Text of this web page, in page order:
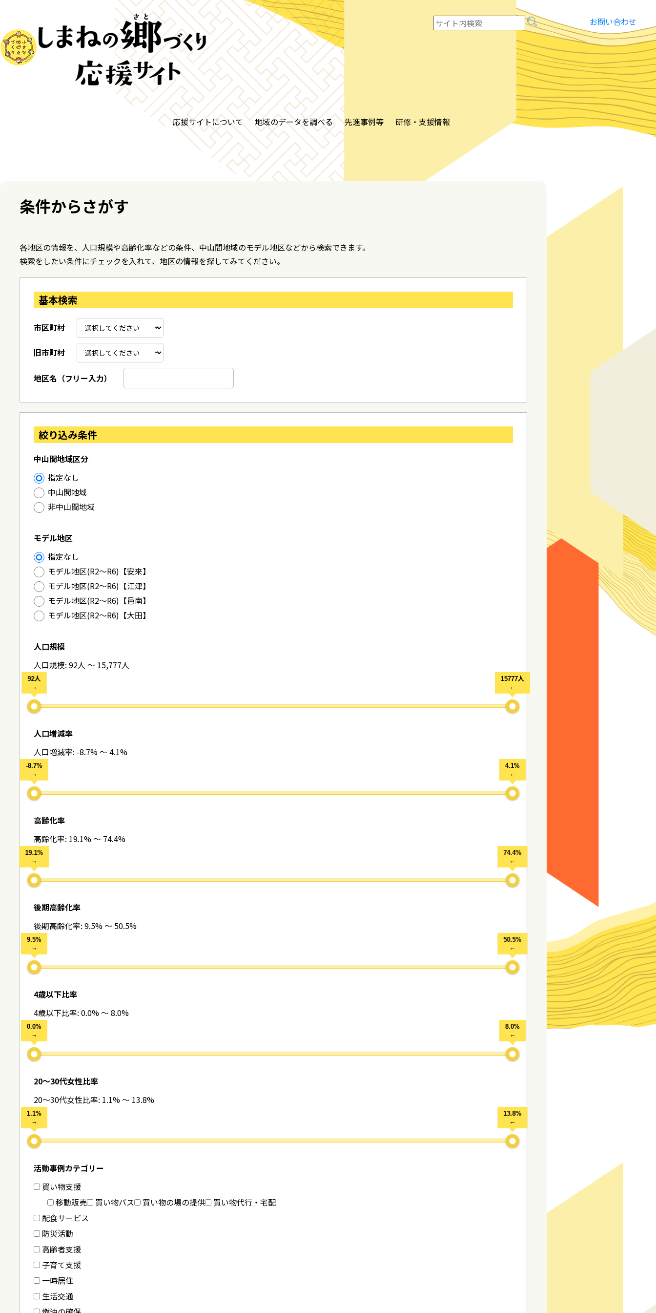
応援サイトについて 地域のデータを調べる 先進事例等 研修・支援情報
お問い合わせ
条件からさがす
各地区の情報を、人口規模や高齢化率などの条件、中山間地域のモデル地区などから検索できます。
検索をしたい条件にチェックを入れて、地区の情報を探してみてください。
基本検索
市区町村
旧市町村
地区名（フリー入力）
絞り込み条件
中山間地域区分
指定なし
中山間地域
非中山間地域
モデル地区
指定なし
モデル地区(R2～R6)【安来】
モデル地区(R2～R6)【江津】
モデル地区(R2～R6)【邑南】
モデル地区(R2～R6)【大田】
人口規模
人口規模: 92人 ～ 15,777人
人口増減率
人口増減率: -8.7% ～ 4.1%
高齢化率
高齢化率: 19.1% ～ 74.4%
後期高齢化率
後期高齢化率: 9.5% ～ 50.5%
4歳以下比率
4歳以下比率: 0.0% ～ 8.0%
20～30代女性比率
20～30代女性比率: 1.1% ～ 13.8%
活動事例カテゴリー
買い物支援
移動販売
買い物バス 買い物の場の提供
買い物代行・宅配
配食サービス
防災活動
高齢者支援
子育て支援
一時居住
生活交通